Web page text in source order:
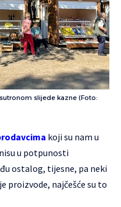
slijede kazne (Foto:
koji su nam u
u potpunosti
ostalog, tijesne, pa neki
proizvode, najčešće su to